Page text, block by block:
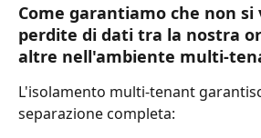
Come garantiamo che non
perdite di dati tra la nostra
altre nell'ambiente multi-
L'isolamento multi-tenant
separazione completa: